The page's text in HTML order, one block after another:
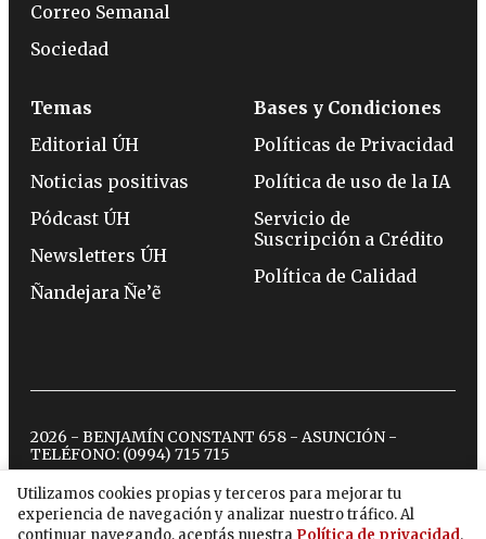
Utilizamos cookies propias y terceros para mejorar tu
experiencia de navegación y analizar nuestro tráfico. Al
continuar navegando, aceptás nuestra Política de privacidad .
Correo Semanal
Sociedad
Temas
Editorial ÚH
Noticias positivas
Pódcast ÚH
Newsletters ÚH
Ñandejara Ñe’ẽ
Bases y Condiciones
Políticas de Privacidad
Política de uso de la IA
Servicio de
Suscripción a Crédito
Política de Calidad
2026 - BENJAMÍN CONSTANT 658 - ASUNCIÓN -
TELÉFONO: (0994) 715 715
twitterinstagram
facebook
tiktokyoutubespotify